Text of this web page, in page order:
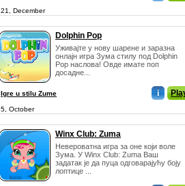
21, December
Dolphin Pop
Уживајте у нову шарене и заразна
онлајн игра Зума стилу под Dolphin
Pop наслова! Овде имате поп
досадне...
Igre u stilu Zume i
5, October
Winx Club: Zuma
Невероватна игра за оне који воле
Зума. У Winx Club: Zuma Ваш
задатак је да пуца одговарајућу боју
лоптице ...